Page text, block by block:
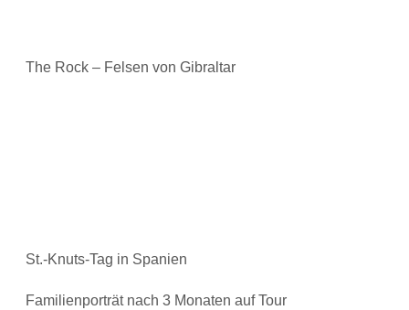
The Rock – Felsen von Gibraltar
St.-Knuts-Tag in Spanien
Familienporträt nach 3 Monaten auf Tour